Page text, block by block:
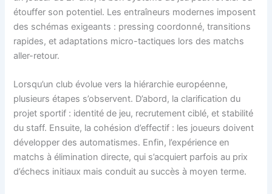
étouffer son potentiel. Les entraîneurs modernes imposent
des schémas exigeants : pressing coordonné, transitions
rapides, et adaptations micro-tactiques lors des matchs
aller-retour.
Lorsqu’un club évolue vers la hiérarchie européenne,
plusieurs étapes s’observent. D’abord, la clarification du
projet sportif : identité de jeu, recrutement ciblé, et stabilité
du staff. Ensuite, la cohésion d’effectif : les joueurs doivent
développer des automatismes. Enfin, l’expérience en
matchs à élimination directe, qui s’acquiert parfois au prix
d’échecs initiaux mais conduit au succès à moyen terme.